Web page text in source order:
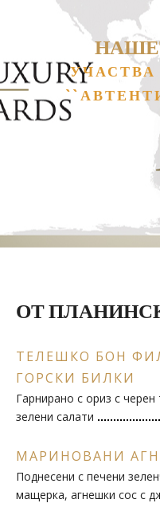
УЧАСТВА
ОТ
ТЕЛЕШКО БОН
ГОРСКИ БИЛКИ
Гарнирано с ориз с
зелени салати
МАРИНОВАНИ
Поднесени с печени
мащерка, агнешки сос с